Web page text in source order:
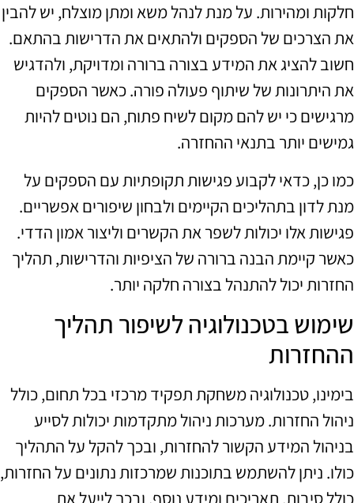
חלקות ומהירות. על מנת לנהל משא ומתן מוצלח, יש להבין
את הצרכים של הספקים ולהתאים את הדרישות בהתאם.
חשוב להציג את המידע בצורה ברורה ומדויקת, ולהדגיש
את היתרונות של שיתוף פעולה פורה. כאשר הספקים
מרגישים כי יש להם מקום לשיח פתוח, הם נוטים להיות
גמישים יותר בתנאי ההחזרה.
כמו כן, כדאי לקבוע פגישות תקופתיות עם הספקים על
מנת לדון בתהליכים הקיימים ולבחון שיפורים אפשריים.
פגישות אלו יכולות לשפר את הקשרים וליצור אמון הדדי.
כאשר קיימת הבנה ברורה של הציפיות והדרישות, תהליך
החזרות יכול להתנהל בצורה חלקה יותר.
שימוש בטכנולוגיה לשיפור תהליך
ההחזרות
בימינו, טכנולוגיה משחקת תפקיד מרכזי בכל תחום, כולל
ניהול החזרות. מערכות ניהול מתקדמות יכולות לסייע
בניהול המידע הקשור להחזרות, ובכך להקל על התהליך
כולו. ניתן להשתמש בתוכנות שמרכזות נתונים על החזרות,
כולל סיבות, תאריכים ומידע נוסף, ובכך לייעל את